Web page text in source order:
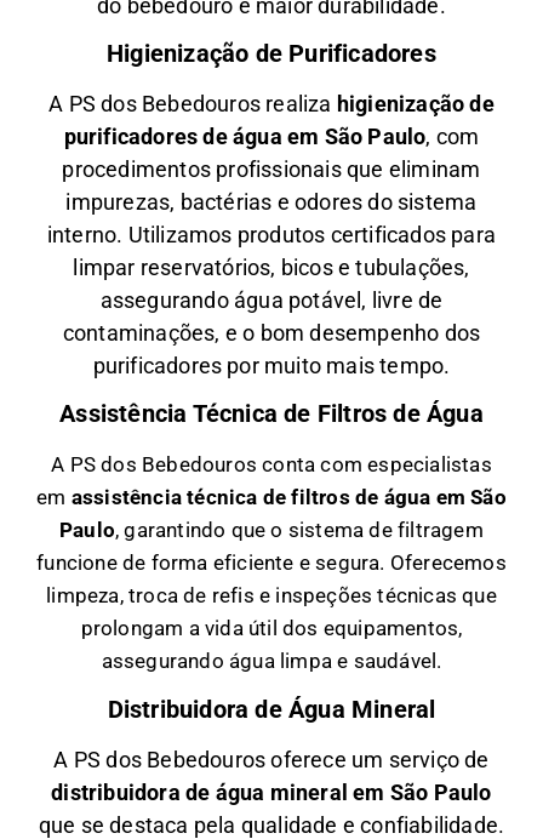
Higienização de Purificadores
A PS dos Bebedouros realiza higienização de
purificadores de água em São Paulo, com
procedimentos profissionais que eliminam
impurezas, bactérias e odores do sistema
interno. Utilizamos produtos certificados para
limpar reservatórios, bicos e tubulações,
assegurando água potável, livre de
contaminações, e o bom desempenho dos
purificadores por muito mais tempo.
Assistência Técnica de Filtros de Água
A PS dos Bebedouros conta com especialistas
em assistência técnica de filtros de água em São
Paulo, garantindo que o sistema de filtragem
funcione de forma eficiente e segura. Oferecemos
limpeza, troca de refis e inspeções técnicas que
prolongam a vida útil dos equipamentos,
assegurando água limpa e saudável.
Distribuidora de Água Mineral
A PS dos Bebedouros oferece um serviço de
distribuidora de água mineral em São Paulo
que se destaca pela qualidade e confiabilidade.